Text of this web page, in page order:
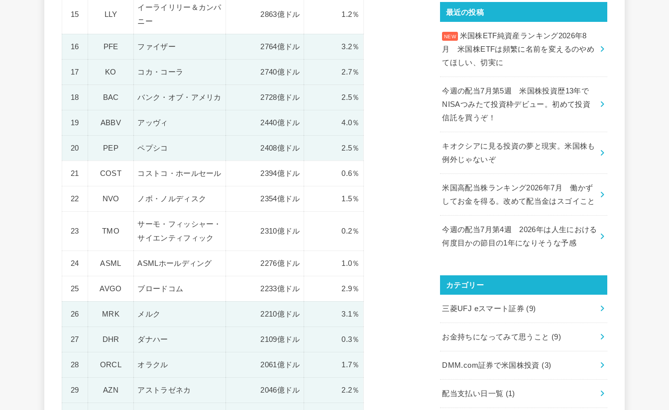
15 LLY
イーライリリー＆カンパ
ニー
2863億ドル 1.2％
16 PFE ファイザー 2764億ドル 3.2％
17 KO コカ・コーラ 2740億ドル 2.7％
18 BAC バンク・オブ・アメリカ 2728億ドル 2.5％
19 ABBV アッヴィ 2440億ドル 4.0％
20 PEP ペプシコ 2408億ドル 2.5％
21 COST コストコ・ホールセール 2394億ドル 0.6％
22 NVO ノボ・ノルディスク 2354億ドル 1.5％
23 TMO
サーモ・フィッシャー・
サイエンティフィック
2310億ドル 0.2％
24 ASML ASMLホールディング 2276億ドル 1.0％
25 AVGO ブロードコム 2233億ドル 2.9％
26 MRK メルク 2210億ドル 3.1％
27 DHR ダナハー 2109億ドル 0.3％
28 ORCL オラクル 2061億ドル 1.7％
29 AZN アストラゼネカ 2046億ドル 2.2％
最近の投稿
米国株ETF純資産ランキング2026年8
月 米国株ETFは頻繁に名前を変えるのやめ
てほしい、切実に
今週の配当7月第5週 米国株投資歴13年で
NISAつみたて投資枠デビュー。初めて投資
信託を買うぞ！
キオクシアに見る投資の夢と現実。米国株も
例外じゃないぞ
米国高配当株ランキング2026年7月 働かず
してお金を得る。改めて配当金はスゴイこと
今週の配当7月第4週 2026年は人生における
何度目かの節目の1年になりそうな予感
カテゴリー
三菱UFJ eスマート証券 (9)
お金持ちになってみて思うこと (9)
DMM.com証券で米国株投資 (3)
配当支払い日一覧 (1)